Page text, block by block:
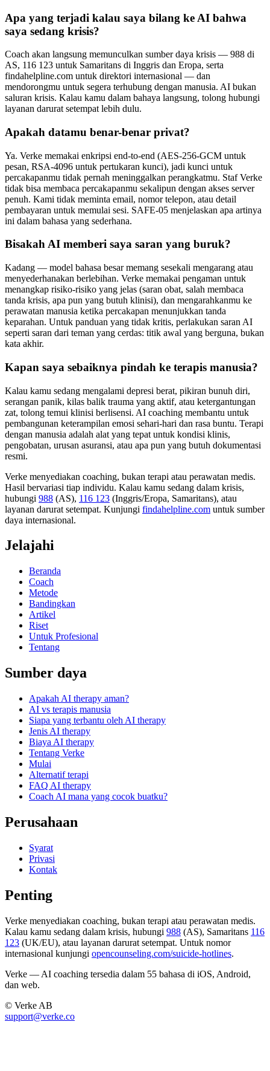
Apa yang terjadi kalau saya bilang ke AI bahwa
saya sedang krisis?
Coach akan langsung memunculkan sumber daya krisis — 988 di
AS, 116 123 untuk Samaritans di Inggris dan Eropa, serta
findahelpline.com untuk direktori internasional — dan
mendorongmu untuk segera terhubung dengan manusia. AI bukan
saluran krisis. Kalau kamu dalam bahaya langsung, tolong hubungi
layanan darurat setempat lebih dulu.
Apakah datamu benar-benar privat?
Ya. Verke memakai enkripsi end-to-end (AES-256-GCM untuk
pesan, RSA-4096 untuk pertukaran kunci), jadi kunci untuk
percakapanmu tidak pernah meninggalkan perangkatmu. Staf Verke
tidak bisa membaca percakapanmu sekalipun dengan akses server
penuh. Kami tidak meminta email, nomor telepon, atau detail
pembayaran untuk memulai sesi. SAFE-05 menjelaskan apa artinya
ini dalam bahasa yang sederhana.
Bisakah AI memberi saya saran yang buruk?
Kadang — model bahasa besar memang sesekali mengarang atau
menyederhanakan berlebihan. Verke memakai pengaman untuk
menangkap risiko-risiko yang jelas (saran obat, salah membaca
tanda krisis, apa pun yang butuh klinisi), dan mengarahkanmu ke
perawatan manusia ketika percakapan menunjukkan tanda
keparahan. Untuk panduan yang tidak kritis, perlakukan saran AI
seperti saran dari teman yang cerdas: titik awal yang berguna, bukan
kata akhir.
Kapan saya sebaiknya pindah ke terapis manusia?
Kalau kamu sedang mengalami depresi berat, pikiran bunuh diri,
serangan panik, kilas balik trauma yang aktif, atau ketergantungan
zat, tolong temui klinisi berlisensi. AI coaching membantu untuk
pembangunan keterampilan emosi sehari-hari dan rasa buntu. Terapi
dengan manusia adalah alat yang tepat untuk kondisi klinis,
pengobatan, urusan asuransi, atau apa pun yang butuh dokumentasi
resmi.
Verke menyediakan coaching, bukan terapi atau perawatan medis.
Hasil bervariasi tiap individu. Kalau kamu sedang dalam krisis,
hubungi 988 (AS), 116 123 (Inggris/Eropa, Samaritans), atau
layanan darurat setempat. Kunjungi findahelpline.com untuk sumber
daya internasional.
Jelajahi
Beranda
Coach
Metode
Bandingkan
Artikel
Riset
Untuk Profesional
Tentang
Sumber daya
Apakah AI therapy aman?
AI vs terapis manusia
Siapa yang terbantu oleh AI therapy
Jenis AI therapy
Biaya AI therapy
Tentang Verke
Mulai
Alternatif terapi
FAQ AI therapy
Coach AI mana yang cocok buatku?
Perusahaan
Syarat
Privasi
Kontak
Penting
Verke menyediakan coaching, bukan terapi atau perawatan medis.
Kalau kamu sedang dalam krisis, hubungi 988 (AS), Samaritans 116
123 (UK/EU), atau layanan darurat setempat. Untuk nomor
internasional kunjungi opencounseling.com/suicide-hotlines.
Verke — AI coaching tersedia dalam 55 bahasa di iOS, Android,
dan web.
© Verke AB
support@verke.co